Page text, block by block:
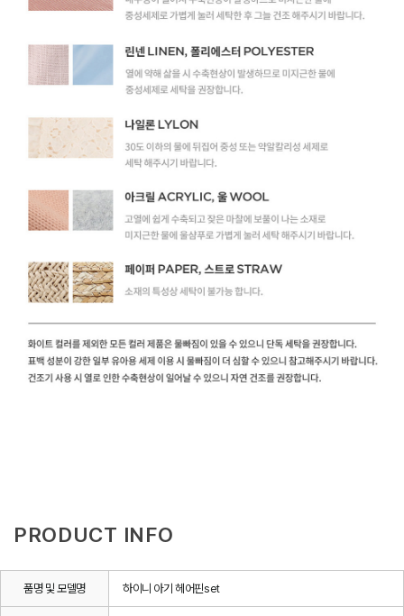
PRODUCT INFO
품명 및 모델명 하이니 아기 헤어핀set